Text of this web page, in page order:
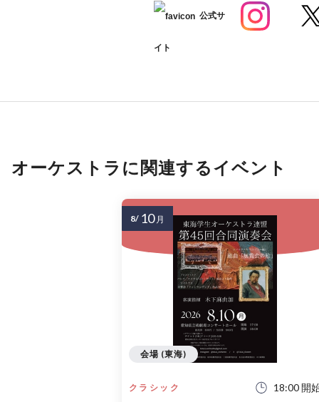
公式サ
イト
オーケストラに関連するイベント
クラシック 18:00 開
会場 (東海)
8/ 10 月